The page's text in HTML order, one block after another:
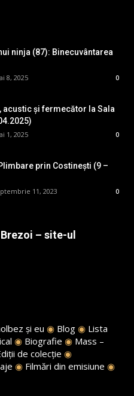
ninja (87): Binecuvântarea
8, 2025 0
acustic și fermecător la Sala
1, 2025 0
prin Costinești (9 –
11, 2023 0
– site-ul
și eu ◉ Blog ◉ Lista
◉ Biografie ◉ Mass –
de colecție ◉
◉ Filmări din emisiune ◉